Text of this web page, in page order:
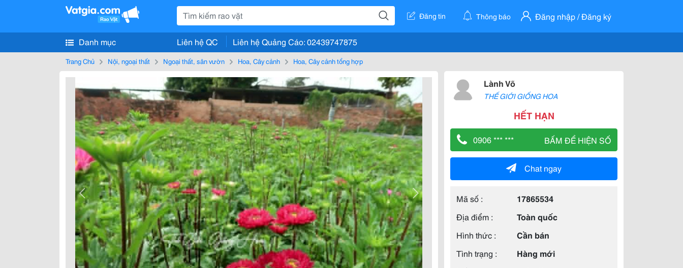
Đăng tin Thông báo Đăng nhập / Đăng ký
Danh mục Liên hệ QC Liên hệ Quảng Cáo: 02439747875
Trang Chủ Nội, ngoại thất Ngoại thất, sân vườn Hoa, Cây cảnh Hoa, Cây cảnh tổng hợp
Lành Võ
THẾ GIỚI GIỐNG HOA
HẾT HẠN
0906 *** *** BẤM ĐỂ HIỆN SỐ
Chat ngay
Mã số :
17865534
Địa điểm :
Toàn quốc
Hình thức :
Cần bán
Tình trạng :
Hàng mới